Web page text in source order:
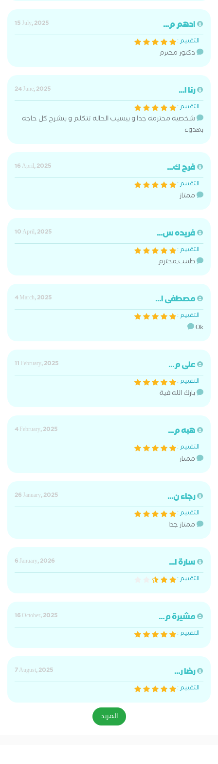
ادهم م...
15 July, 2025
التقييم :
دكتور محترم
رنا ا...
24 June, 2025
التقييم :
شخصيه محترمه جدا و بيسيب الحاله تتكلم و بيشرح كل حاجه
بهدوء
فرح ك...
16 April, 2025
التقييم :
ممتاز
فريده س...
10 April, 2025
التقييم :
طبيب َمحترم
مصطفى ا...
4 March, 2025
التقييم :
Ok
على م...
11 February, 2025
التقييم :
بارك الله فية
هبه م...
4 February, 2025
التقييم :
ممتاز
رجاء ن...
26 January, 2025
التقييم :
ممتاز جدا
سارة ا...
6 January, 2026
التقييم :
مشيرة م...
16 October, 2025
التقييم :
رضا ر...
7 August, 2025
التقييم :
المزيد